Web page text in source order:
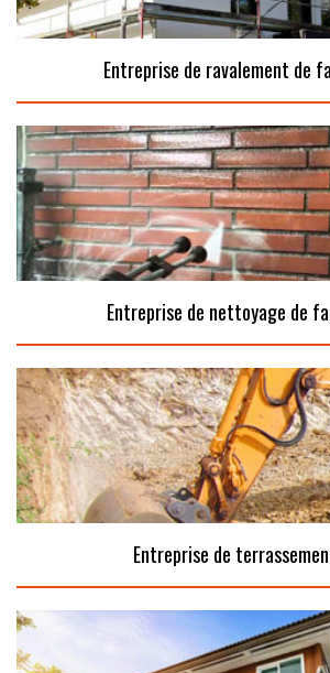
Entreprise de ravalement de
Entreprise de nettoyage de
Entreprise de